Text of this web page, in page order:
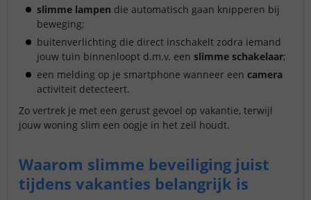
slimme lampen die automatisch gaan knipperen bij
beweging;
buitenverlichting die direct inschakelt zodra iemand
jouw tuin binnenloopt d.m.v. een slimme schakelaar;
een melding op je smartphone wanneer een camera
activiteit detecteert.
Zo vertrek je met een gerust gevoel op vakantie, terwijl
jouw woning slim een oogje in het zeil houdt.
Waarom slimme beveiliging juist
tijdens vakanties belangrijk is